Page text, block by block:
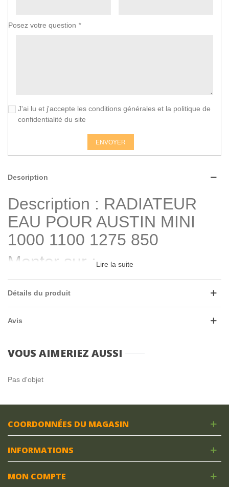
Posez votre question *
J'ai lu et j'accepte les conditions générales et la politique de
confidentialité du site
ENVOYER
Description
Description : RADIATEUR
EAU POUR AUSTIN MINI
1000 1100 1275 850
Monter sur :
Marque Modèle Cylindrée Motorisation BV Début Fin
Observations
AUSTIN MINI
1100
AUSTIN MINI 1275 01/1967 12/1991
Application pour :
MINI
Lire la suite
Détails du produit
Avis
VOUS AIMERIEZ AUSSI
Pas d'objet
COORDONNÉES DU MAGASIN
INFORMATIONS
MON COMPTE